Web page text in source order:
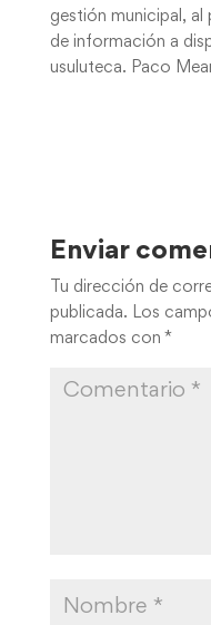
gestión municipal, al
de información a
usuluteca. Paco
Enviar
Tu dirección de
publicada.
Los
marcados con *